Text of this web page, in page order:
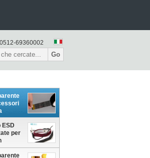
69360002
Go
ESD
per